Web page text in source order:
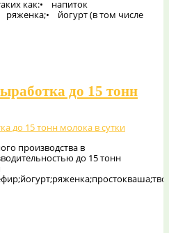
как:• напиток
йогурт (в том числе
до 15 тонн
производства в
до 15 тонн